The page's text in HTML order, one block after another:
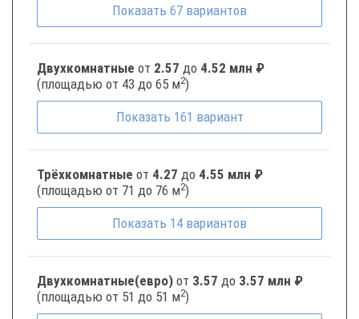
Показать 67 вариантов
Двухкомнатные от 2.57 до 4.52 млн ₽
(площадью от 43 до 65 м2)
Показать 161 вариант
Трёхкомнатные от 4.27 до 4.55 млн ₽
(площадью от 71 до 76 м2)
Показать 14 вариантов
Двухкомнатные(евро) от 3.57 до 3.57 млн ₽
(площадью от 51 до 51 м2)